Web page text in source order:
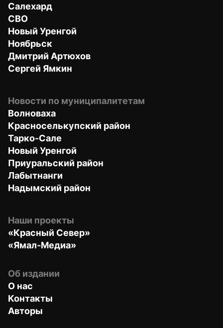
Салехард
СВО
Новый Уренгой
Ноябрьск
Дмитрий Артюхов
Сергей Ямкин
Новости по муниципалитетам
Волноваха
Красноселькупский район
Тарко-Сале
Новый Уренгой
Приуральский район
Лабытнанги
Надымский район
Наши проекты
«Красный Север»
«Ямал-Медиа»
Об издании
О нас
Контакты
Авторы